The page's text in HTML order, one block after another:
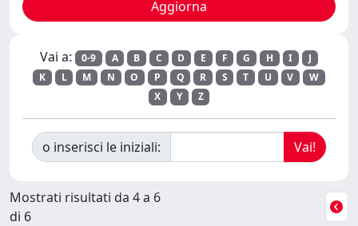
Vai a: 0-9 A B C D E F G H I
J
K
L M N O P Q R S T U V
W
X
Y Z
o inserisci le iniziali:
Mostrati risultati da 4 a 6
di 6